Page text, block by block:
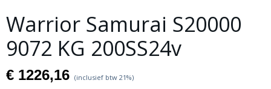
Warrior Samurai S20000
9072 KG 200SS24v
€ 1226,16 (inclusief btw 21%)